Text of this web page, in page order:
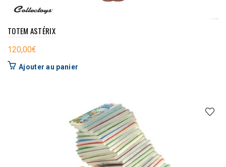
TOTEM ASTÉRIX
120,00€
Ajouter au panier